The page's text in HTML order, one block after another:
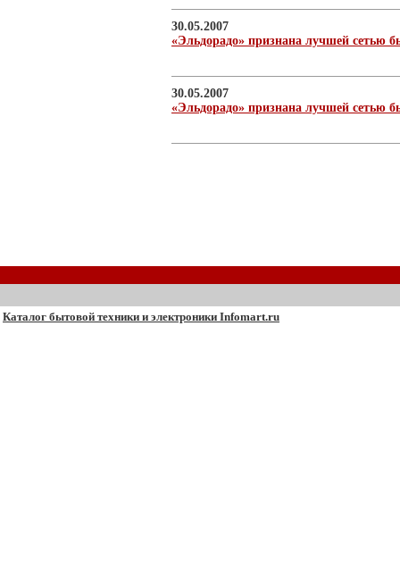
30.05.2007
«Эльдорадо» признана лучшей сетью
30.05.2007
«Эльдорадо» признана лучшей сетью
Каталог бытовой техники и электроники Infomart.ru